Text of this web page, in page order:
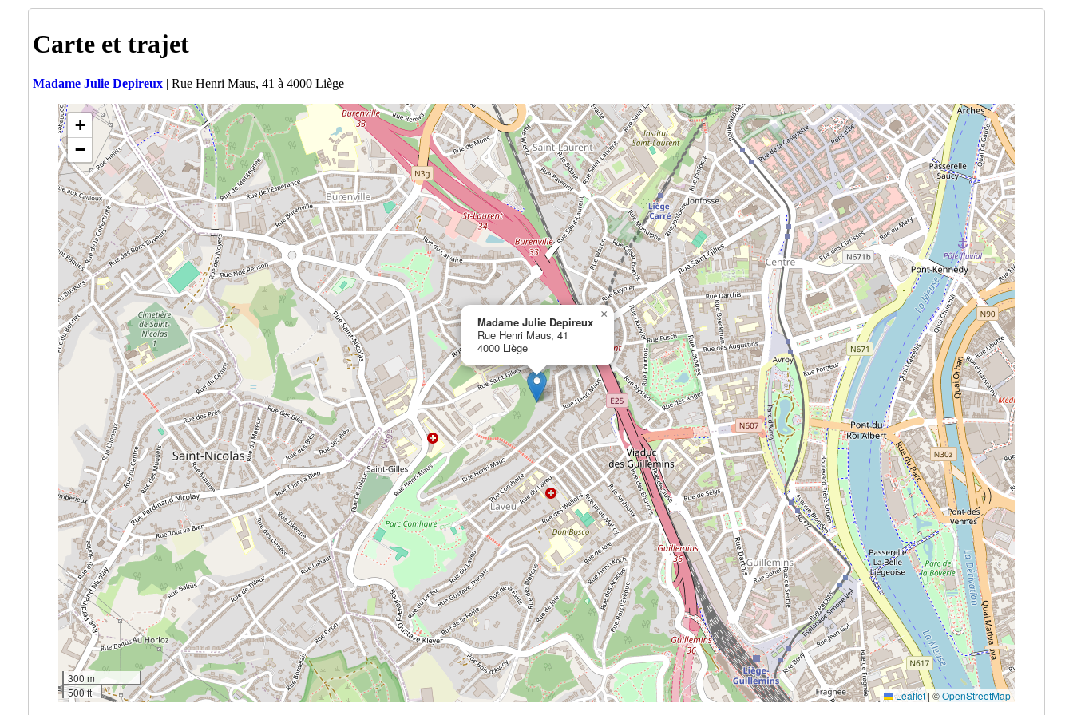
Carte et trajet
Madame Julie Depireux | Rue Henri Maus, 41 à 4000 Liège
Madame Julie Depireux
Rue Henri Maus, 41
4000 Liège
×
+
−
300 m
500 ft
Leaflet| ©OpenStreetMap